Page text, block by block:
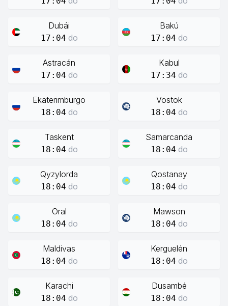
Dubái
17:04 do
Bakú
17:04 do
Astracán
17:04 do
Kabul
17:34 do
Ekaterimburgo
18:04 do
Vostok
18:04 do
Taskent
18:04 do
Samarcanda
18:04 do
Qyzylorda
18:04 do
Qostanay
18:04 do
Oral
18:04 do
Mawson
18:04 do
Maldivas
18:04 do
Kerguelén
18:04 do
Karachi
18:04 do
Dusambé
18:04 do